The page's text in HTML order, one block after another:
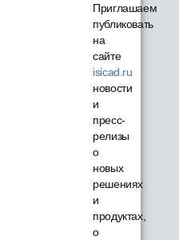
Приглашаем
публиковать
на
сайте
isicad.ru
новости
и
пресс-
релизы
о
новых
решениях
и
продуктах,
о